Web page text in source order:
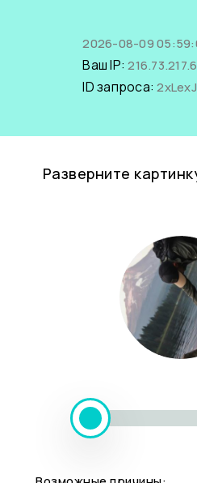
2026-08-09
Ваш IP:
ID запроса:
Разверните